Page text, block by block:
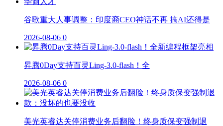
谷歌重大人事调整：印度裔CEO神话不再 搞AI还得是
2026-08-06 0
昇腾0Day支持百灵Ling-3.0-flash！全
2026-08-06 0
美光英睿达关停消费业务后翻脸！终身质保变强制退